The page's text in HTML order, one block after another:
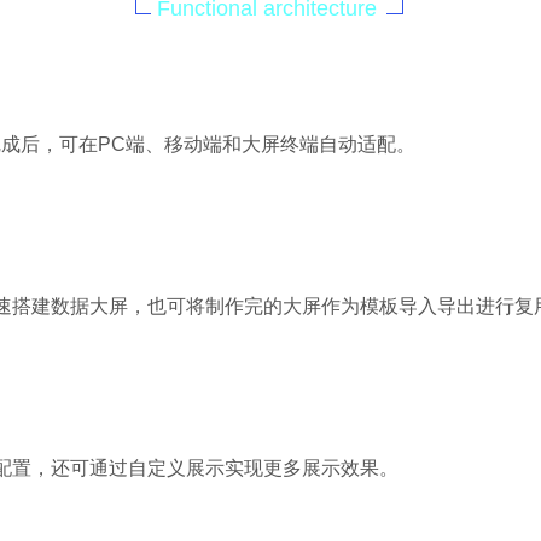
Functional architecture
后，可在PC端、移动端和大屏终端自动适配。
搭建数据大屏，也可将制作完的大屏作为模板导入导出进行复
，还可通过自定义展示实现更多展示效果。